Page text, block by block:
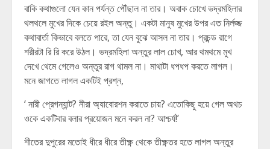
বাকি কথাগুলো যেন কান পর্যন্ত পৌঁছাল না তার। অবাক চোখে ভদ্রমহিলার
থলথলে মুখের দিকে চেয়ে রইল অন্তু। একটা মানুষ মুখের উপর এত নির্লজ্জ
কথাবার্তা কিভাবে বলতে পারে, তা যেন বুঝে আসল না তার। প্রচন্ড রাগে
শরীরটা রি রি করে উঠল। ভদ্রমহিলা অন্তুর লাল চোখ, আর থমথমে মুখ
দেখে থেমে গেলেও অন্তুর রাগ থামল না। মাথাটা ধপধপ করতে লাগল।
মনে জাগতে লাগল একটিই প্রশ্ন,
‘ নারী প্রেগন্যান্ট? নীরা অ্যাবোরশন করাতে চায়? এতোকিছু হয়ে গেল অথচ
ওকে একটিবার বলার প্রয়োজন মনে করল না? আশ্চর্য!’
শীতের দুপুরের মতোই ধীরে ধীরে তীক্ষ্ণ থেকে তীক্ষ্ণতর হতে লাগল অন্তুর